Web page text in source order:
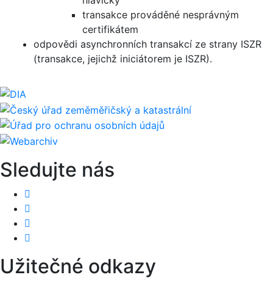
transakce prováděné nesprávným
certifikátem
odpovědi asynchronních transakcí ze strany ISZR
(transakce, jejichž iniciátorem je ISZR).
Sledujte nás
Užitečné odkazy